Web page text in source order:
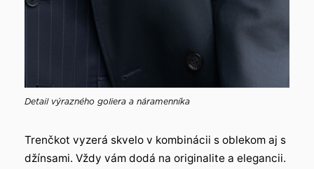
Detail výrazného goliera a náramenníka
Trenčkot vyzerá skvelo v kombinácii s oblekom aj s
džínsami. Vždy vám dodá na originalite a elegancii.